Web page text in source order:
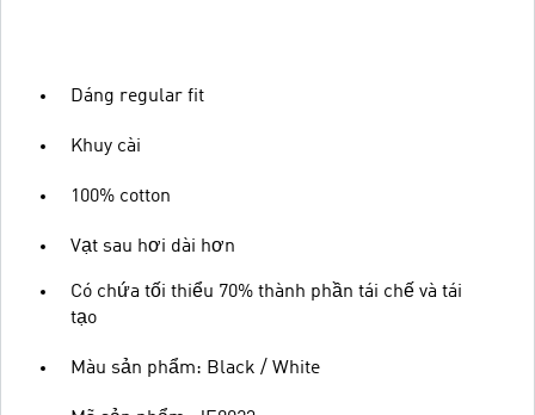
Dáng regular fit
Khuy cài
100% cotton
Vạt sau hơi dài hơn
Có chứa tối thiểu 70% thành phần tái chế và tái
tạo
Màu sản phẩm: Black / White